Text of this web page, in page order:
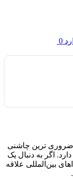
0
ضروری ترین چاشنی
اگر به دنبال یک
بین‌المللی علاقه